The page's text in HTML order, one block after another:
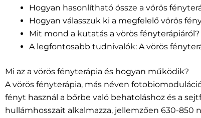
Hogyan hasonlítható össze a vörös
Hogyan válasszuk ki a megfelelő vörös
Mit mond a kutatás a vörös fényterápiáról?
A legfontosabb tudnivalók: A vörös
Mi az a vörös fényterápia és hogyan működik?
A vörös fényterápia, más néven
fényt használ a bőrbe való behatoláshoz és a
hullámhosszait alkalmazza, jellemzően 630-